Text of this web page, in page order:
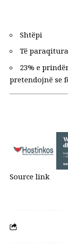
Shtëpi
Të paraqitura
23% e
pretendojnë se
Source link